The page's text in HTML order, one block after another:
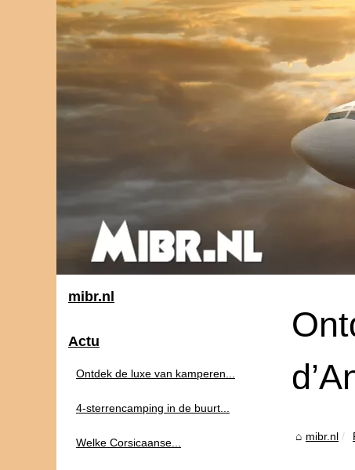
mibr.nl
mibr.nl
Actu
Ontdek de luxe van kamperen...
4-sterrencamping in de buurt...
Welke Corsicaanse...